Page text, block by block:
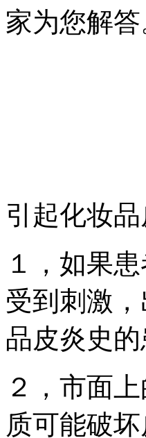
家为您解答
引起化妆
１，如果
受到刺激
品皮炎史
２，市面
质可能破